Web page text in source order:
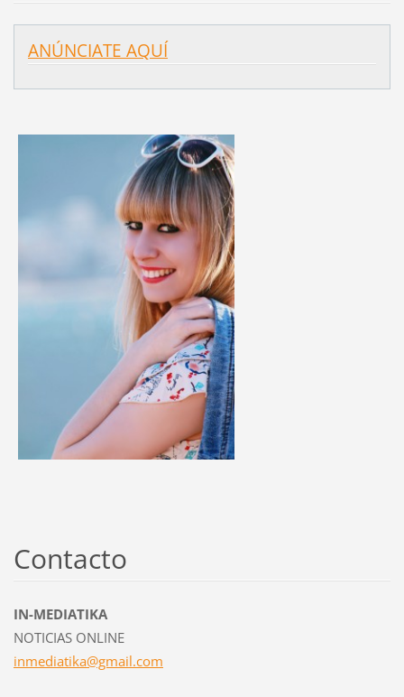
ANÚNCIATE AQUÍ
Contacto
IN-MEDIATIKA
NOTICIAS ONLINE
inmediatika@gmail.com